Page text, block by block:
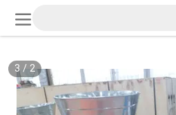
2
/
3